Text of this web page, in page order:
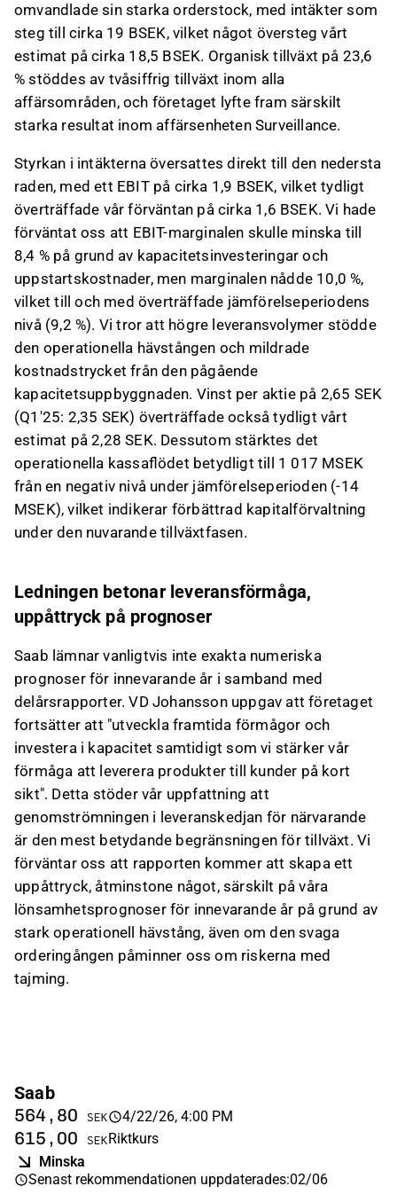
omvandlade sin starka orderstock, med intäkter som
steg till cirka 19 BSEK, vilket något översteg vårt
estimat på cirka 18,5 BSEK. Organisk tillväxt på 23,6
% stöddes av tvåsiffrig tillväxt inom alla
affärsområden, och företaget lyfte fram särskilt
starka resultat inom affärsenheten Surveillance.
Styrkan i intäkterna översattes direkt till den nedersta
raden, med ett EBIT på cirka 1,9 BSEK, vilket tydligt
överträffade vår förväntan på cirka 1,6 BSEK. Vi hade
förväntat oss att EBIT-marginalen skulle minska till
8,4 % på grund av kapacitetsinvesteringar och
uppstartskostnader, men marginalen nådde 10,0 %,
vilket till och med överträffade jämförelseperiodens
nivå (9,2 %). Vi tror att högre leveransvolymer stödde
den operationella hävstången och mildrade
kostnadstrycket från den pågående
kapacitetsuppbyggnaden. Vinst per aktie på 2,65 SEK
(Q1'25: 2,35 SEK) överträffade också tydligt vårt
estimat på 2,28 SEK. Dessutom stärktes det
operationella kassaflödet betydligt till 1 017 MSEK
från en negativ nivå under jämförelseperioden (-14
MSEK), vilket indikerar förbättrad kapitalförvaltning
under den nuvarande tillväxtfasen.
Ledningen betonar leveransförmåga,
uppåttryck på prognoser
Saab lämnar vanligtvis inte exakta numeriska
prognoser för innevarande år i samband med
delårsrapporter. VD Johansson uppgav att företaget
fortsätter att "utveckla framtida förmågor och
investera i kapacitet samtidigt som vi stärker vår
förmåga att leverera produkter till kunder på kort
sikt". Detta stöder vår uppfattning att
genomströmningen i leveranskedjan för närvarande
är den mest betydande begränsningen för tillväxt. Vi
förväntar oss att rapporten kommer att skapa ett
uppåttryck, åtminstone något, särskilt på våra
lönsamhetsprognoser för innevarande år på grund av
stark operationell hävstång, även om den svaga
orderingången påminner oss om riskerna med
tajming.
Saab
564,80 SEK 4/22/26, 4:00 PM
615,00 SEKRiktkurs
Minska
Senast rekommendationen uppdaterades:02/06